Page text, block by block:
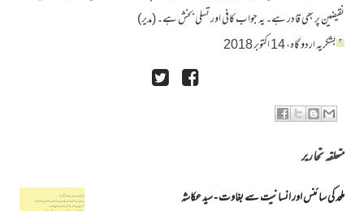
نقیضین پر بھی قادر ہے۔ یہ جواب کافی اور تسلی بخش ہے۔ (مدیر)
۲بشکریہ اردو گاہ، 14 اکتوبر 2018
متعلقہ تحاریر
ملحد کی سائنس اور انسانیت سے بغاوت - سید عکاشہ